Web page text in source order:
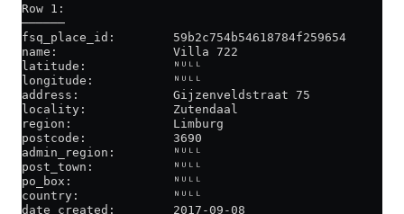
Row 1:
──────
fsq_place_id:        59b2c754b54618784f259654
name:                Villa 722
latitude:            ᴺᵁᴸᴸ
longitude:           ᴺᵁᴸᴸ
address:             Gijzenveldstraat 75
locality:            Zutendaal
region:              Limburg
postcode:            3690
admin_region:        ᴺᵁᴸᴸ
post_town:           ᴺᵁᴸᴸ
po_box:              ᴺᵁᴸᴸ
country:             ᴺᵁᴸᴸ
date_created:        2017-09-08